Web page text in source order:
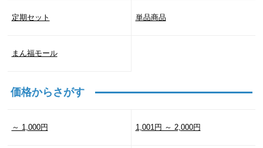
定期セット 単品商品
まん福モール
価格からさがす
～ 1,000円 1,001円 ～ 2,000円